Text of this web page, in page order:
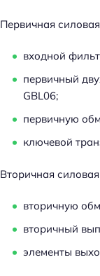
Первичная
входной
первичный
GBL06;
первичную
ключевой
Вторичная
вторичную
вторичный
элементы